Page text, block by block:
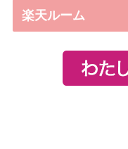
楽天ルーム